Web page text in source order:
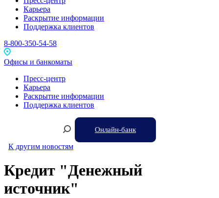
Карьера
Раскрытие информации
Поддержка клиентов
8-800-350-54-58
Офисы и банкоматы
Пресс-центр
Карьера
Раскрытие информации
Поддержка клиентов
Онлайн-банк
К другим новостям
Кредит "Денежный
источник"